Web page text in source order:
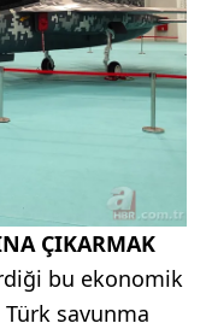
ÇIKARMAK
bu ekonomik
Türk savunma